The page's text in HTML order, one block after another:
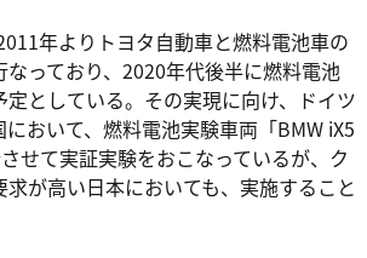
年よりトヨタ自動車と燃料電池車の
っており、2020年代後半に燃料電池
としている。その実現に向け、ドイツ
おいて、燃料電池実験車両「BMW iX5
せて実証実験をおこなっているが、ク
が高い日本においても、実施すること